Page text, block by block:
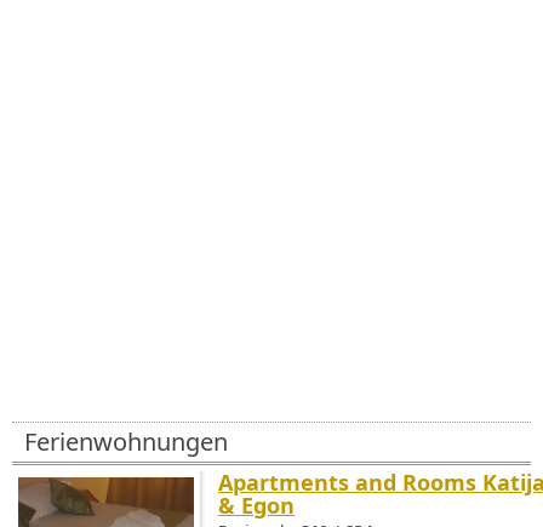
Ferienwohnungen
Apartments and Rooms
& Egon